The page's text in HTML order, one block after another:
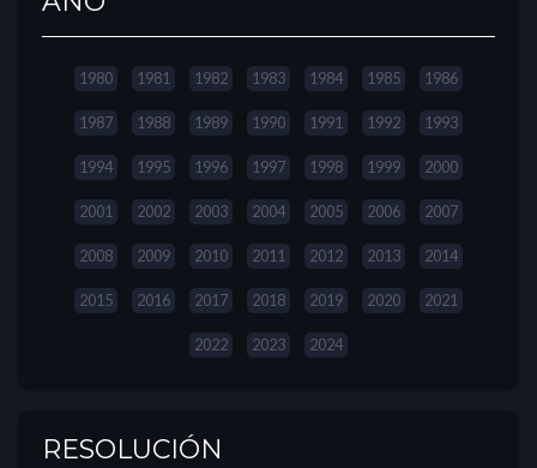
1980 1981 1982 1983 1984 1985 1986
1987 1988 1989 1990 1991 1992 1993
1994 1995 1996 1997 1998 1999 2000
2001 2002 2003 2004 2005 2006 2007
2008 2009 2010 2011 2012 2013 2014
2015 2016 2017 2018 2019 2020 2021
2022 2023 2024
RESOLUCIÓN